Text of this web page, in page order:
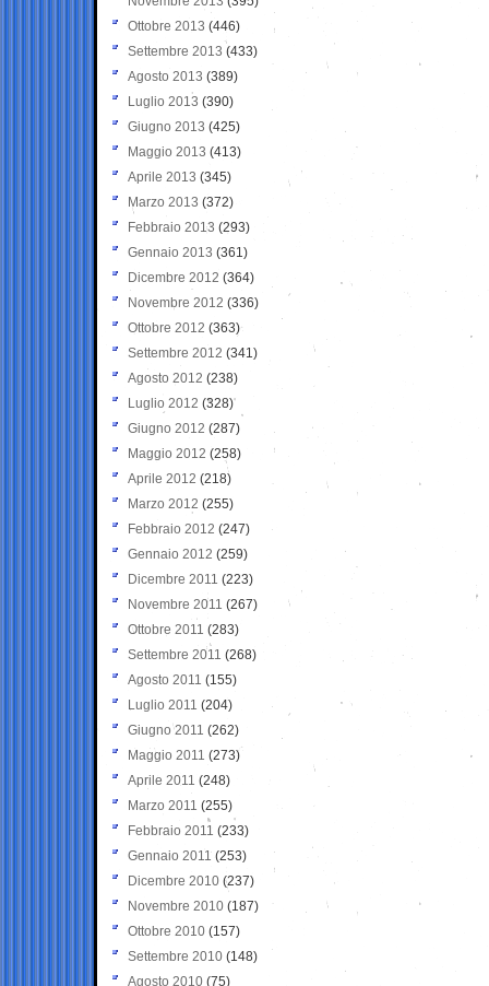
Ottobre 2013 (446)
Settembre 2013 (433)
Agosto 2013 (389)
Luglio 2013 (390)
Giugno 2013 (425)
Maggio 2013 (413)
Aprile 2013 (345)
Marzo 2013 (372)
Febbraio 2013 (293)
Gennaio 2013 (361)
Dicembre 2012 (364)
Novembre 2012 (336)
Ottobre 2012 (363)
Settembre 2012 (341)
Agosto 2012 (238)
Luglio 2012 (328)
Giugno 2012 (287)
Maggio 2012 (258)
Aprile 2012 (218)
Marzo 2012 (255)
Febbraio 2012 (247)
Gennaio 2012 (259)
Dicembre 2011 (223)
Novembre 2011 (267)
Ottobre 2011 (283)
Settembre 2011 (268)
Agosto 2011 (155)
Luglio 2011 (204)
Giugno 2011 (262)
Maggio 2011 (273)
Aprile 2011 (248)
Marzo 2011 (255)
Febbraio 2011 (233)
Gennaio 2011 (253)
Dicembre 2010 (237)
Novembre 2010 (187)
Ottobre 2010 (157)
Settembre 2010 (148)
Agosto 2010 (75)